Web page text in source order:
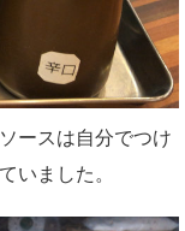
ースは自分でつけ
いました。